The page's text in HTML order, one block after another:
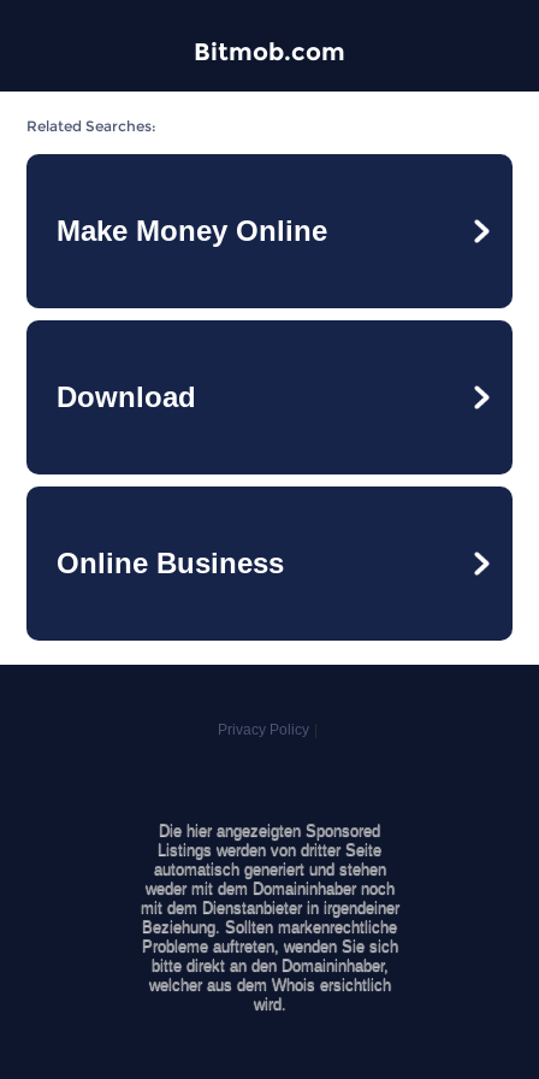
Bitmob.com
Related Searches:
Make Money Online
Download
Online Business
Privacy Policy
Die hier angezeigten Sponsored
Listings werden von dritter Seite
automatisch generiert und stehen
weder mit dem Domaininhaber noch
mit dem Dienstanbieter in irgendeiner
Beziehung. Sollten markenrechtliche
Probleme auftreten, wenden Sie sich
bitte direkt an den Domaininhaber,
welcher aus dem Whois ersichtlich
wird.